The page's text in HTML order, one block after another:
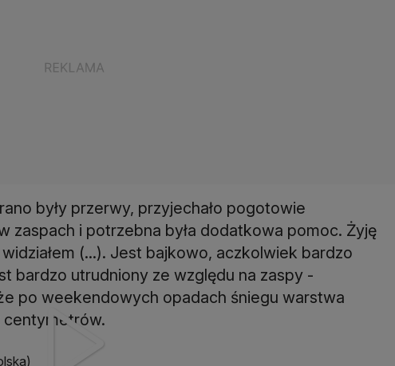
były przerwy, przyjechało pogotowie
zaspach i potrzebna była dodatkowa pomoc. Żyję
(...). Jest bajkowo, aczkolwiek bardzo
bardzo utrudniony ze względu na zaspy -
po weekendowych opadach śniegu warstwa
centymetrów.